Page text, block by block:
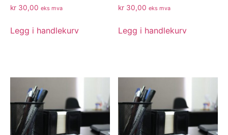
kr 30,00 eks mva
Legg i handlekurv
kr 30,00 eks mva
Legg i handlekurv